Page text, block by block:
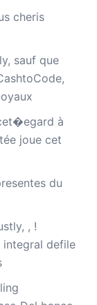
cheris
sauf que
à
joue cet
du
, !
integral defile